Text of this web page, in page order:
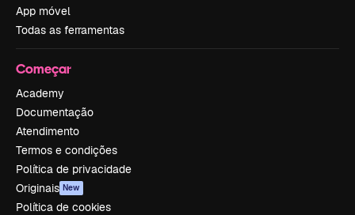
App móvel
Todas as ferramentas
Começar
Academy
Documentação
Atendimento
Termos e condições
Política de privacidade
Originais New
Política de cookies